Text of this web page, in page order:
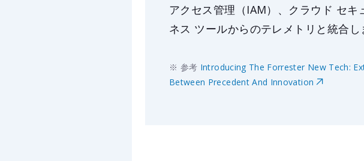
アクセス管理（IAM）、クラウド セ
ネス ツールからのテレメトリと統合し
※ 参考 Introducing The Forrester New Tech:
Between Precedent And Innovation